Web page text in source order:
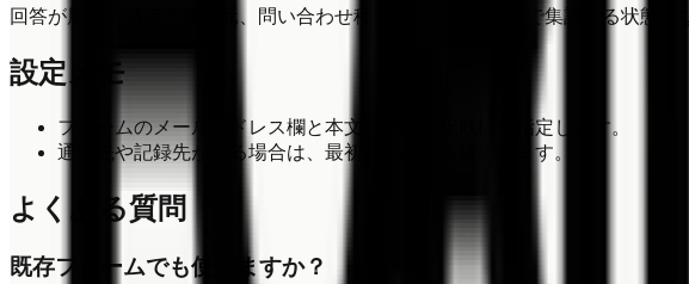
回答が届いた時点で流入元、問い合わせ種別、温度感を週次で集計する状態に
設定メモ
フォームのメールアドレス欄と本文または選択肢欄を指定します。
通知先や記録先がある場合は、最初に接続先を確認します。
よくある質問
既存フォームでも使えますか？